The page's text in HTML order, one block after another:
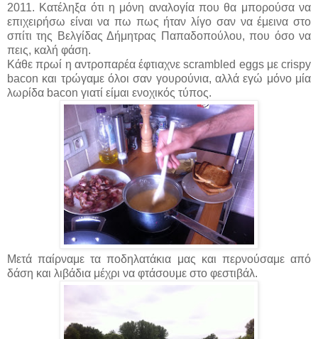
2011. Κατέληξα ότι η μόνη αναλογία που θα μπορούσα να
επιχειρήσω είναι να πω πως ήταν λίγο σαν να έμεινα στο
σπίτι της Βελγίδας Δήμητρας Παπαδοπούλου, που όσο να
πεις, καλή φάση.
Κάθε πρωί η αντροπαρέα έφτιαχνε scrambled eggs με crispy
bacon και τρώγαμε όλοι σαν γουρούνια, αλλά εγώ μόνο μία
λωρίδα bacon γιατί είμαι ενοχικός τύπος.
Μετά παίρναμε τα ποδηλατάκια μας και περνούσαμε από
δάση και λιβάδια μέχρι να φτάσουμε στο φεστιβάλ.